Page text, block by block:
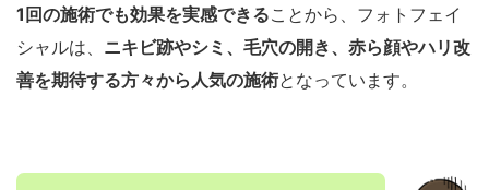
1回の施術でも効果を実感できることから、 フォトフェイ
シャルは、 ニキビ跡やシミ、毛穴の開き、赤ら顔やハリ改
善を期待する方々から人気の施術となっています。